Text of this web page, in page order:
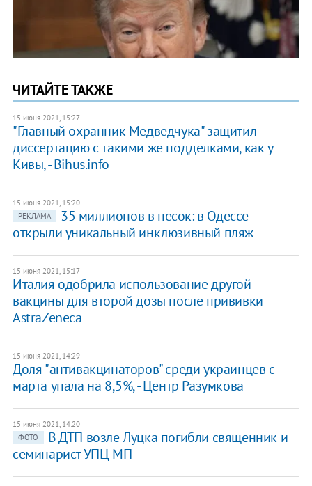
ЧИТАЙТЕ ТАКЖЕ
15 июня 2021, 15:27
"Главный охранник Медведчука" защитил
диссертацию с такими же подделками, как у
Кивы, - Bihus.info
15 июня 2021, 15:20
РЕКЛАМА
35 миллионов в песок: в Одессе
открыли уникальный инклюзивный пляж
15 июня 2021, 15:17
Италия одобрила использование другой
вакцины для второй дозы после прививки
AstraZeneca
15 июня 2021, 14:29
Доля "антивакцинаторов" среди украинцев с
марта упала на 8,5%, - Центр Разумкова
15 июня 2021, 14:20
ФОТО
В ДТП возле Луцка погибли священник и
семинарист УПЦ МП